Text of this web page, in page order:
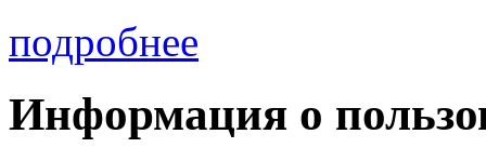
подробнее
Информация о